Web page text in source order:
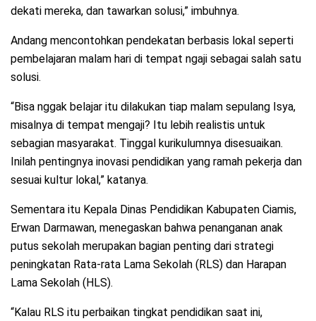
dekati mereka, dan tawarkan solusi,” imbuhnya.
Andang mencontohkan pendekatan berbasis lokal seperti
pembelajaran malam hari di tempat ngaji sebagai salah satu
solusi.
“Bisa nggak belajar itu dilakukan tiap malam sepulang Isya,
misalnya di tempat mengaji? Itu lebih realistis untuk
sebagian masyarakat. Tinggal kurikulumnya disesuaikan.
Inilah pentingnya inovasi pendidikan yang ramah pekerja dan
sesuai kultur lokal,” katanya.
Sementara itu Kepala Dinas Pendidikan Kabupaten Ciamis,
Erwan Darmawan, menegaskan bahwa penanganan anak
putus sekolah merupakan bagian penting dari strategi
peningkatan Rata-rata Lama Sekolah (RLS) dan Harapan
Lama Sekolah (HLS).
“Kalau RLS itu perbaikan tingkat pendidikan saat ini,